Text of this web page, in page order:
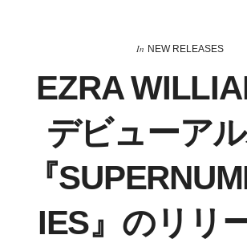
In NEW RELEASES
EZRA
デビューア
『
IES』のリリ